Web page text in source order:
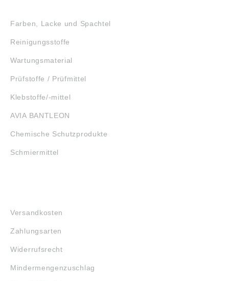
Farben, Lacke und Spachtel
Reinigungsstoffe
Wartungsmaterial
Prüfstoffe / Prüfmittel
Klebstoffe/-mittel
AVIA BANTLEON
Chemische Schutzprodukte
Schmiermittel
Versandkosten
Zahlungsarten
Widerrufsrecht
Mindermengenzuschlag